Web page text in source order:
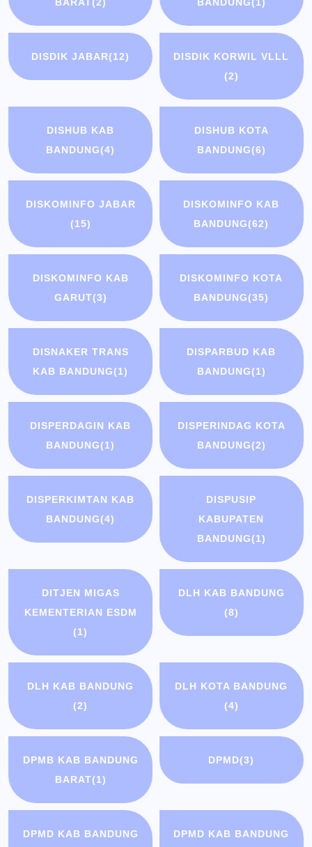
BARAT (2) BANDUNG(1)
DISDIK JABAR(12)
DISDIK KORWIL VLLL
(2)
DISHUB KAB
BANDUNG(4)
DISHUB KOTA
BANDUNG(6)
DISKOMINFO JABAR
(15)
DISKOMINFO KAB
BANDUNG(62)
DISKOMINFO KAB
GARUT(3)
DISKOMINFO KOTA
BANDUNG(35)
DISNAKER TRANS
KAB BANDUNG(1)
DISPARBUD KAB
BANDUNG(1)
DISPERDAGIN KAB
BANDUNG(1)
DISPERINDAG KOTA
BANDUNG(2)
DISPERKIMTAN KAB
BANDUNG(4)
DISPUSIP
KABUPATEN
BANDUNG(1)
DITJEN MIGAS
KEMENTERIAN ESDM
(1)
DLH KAB BANDUNG
(8)
DLH KAB BANDUNG
(2)
DLH KOTA BANDUNG
(4)
DPMB KAB BANDUNG
BARAT(1)
DPMD(3)
DPMD KAB BANDUNG
DPMD KAB BANDUNG